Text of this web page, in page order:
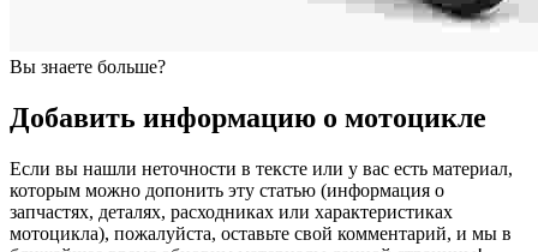
Вы знаете больше?
Добавить информацию о мотоцикле
Если вы нашли неточности в тексте или у вас есть материал,
которым можно допонить эту статью (информация о
запчастях, деталях, расходниках или характеристиках
мотоцикла), пожалуйста, оставьте свой комментарий, и мы в